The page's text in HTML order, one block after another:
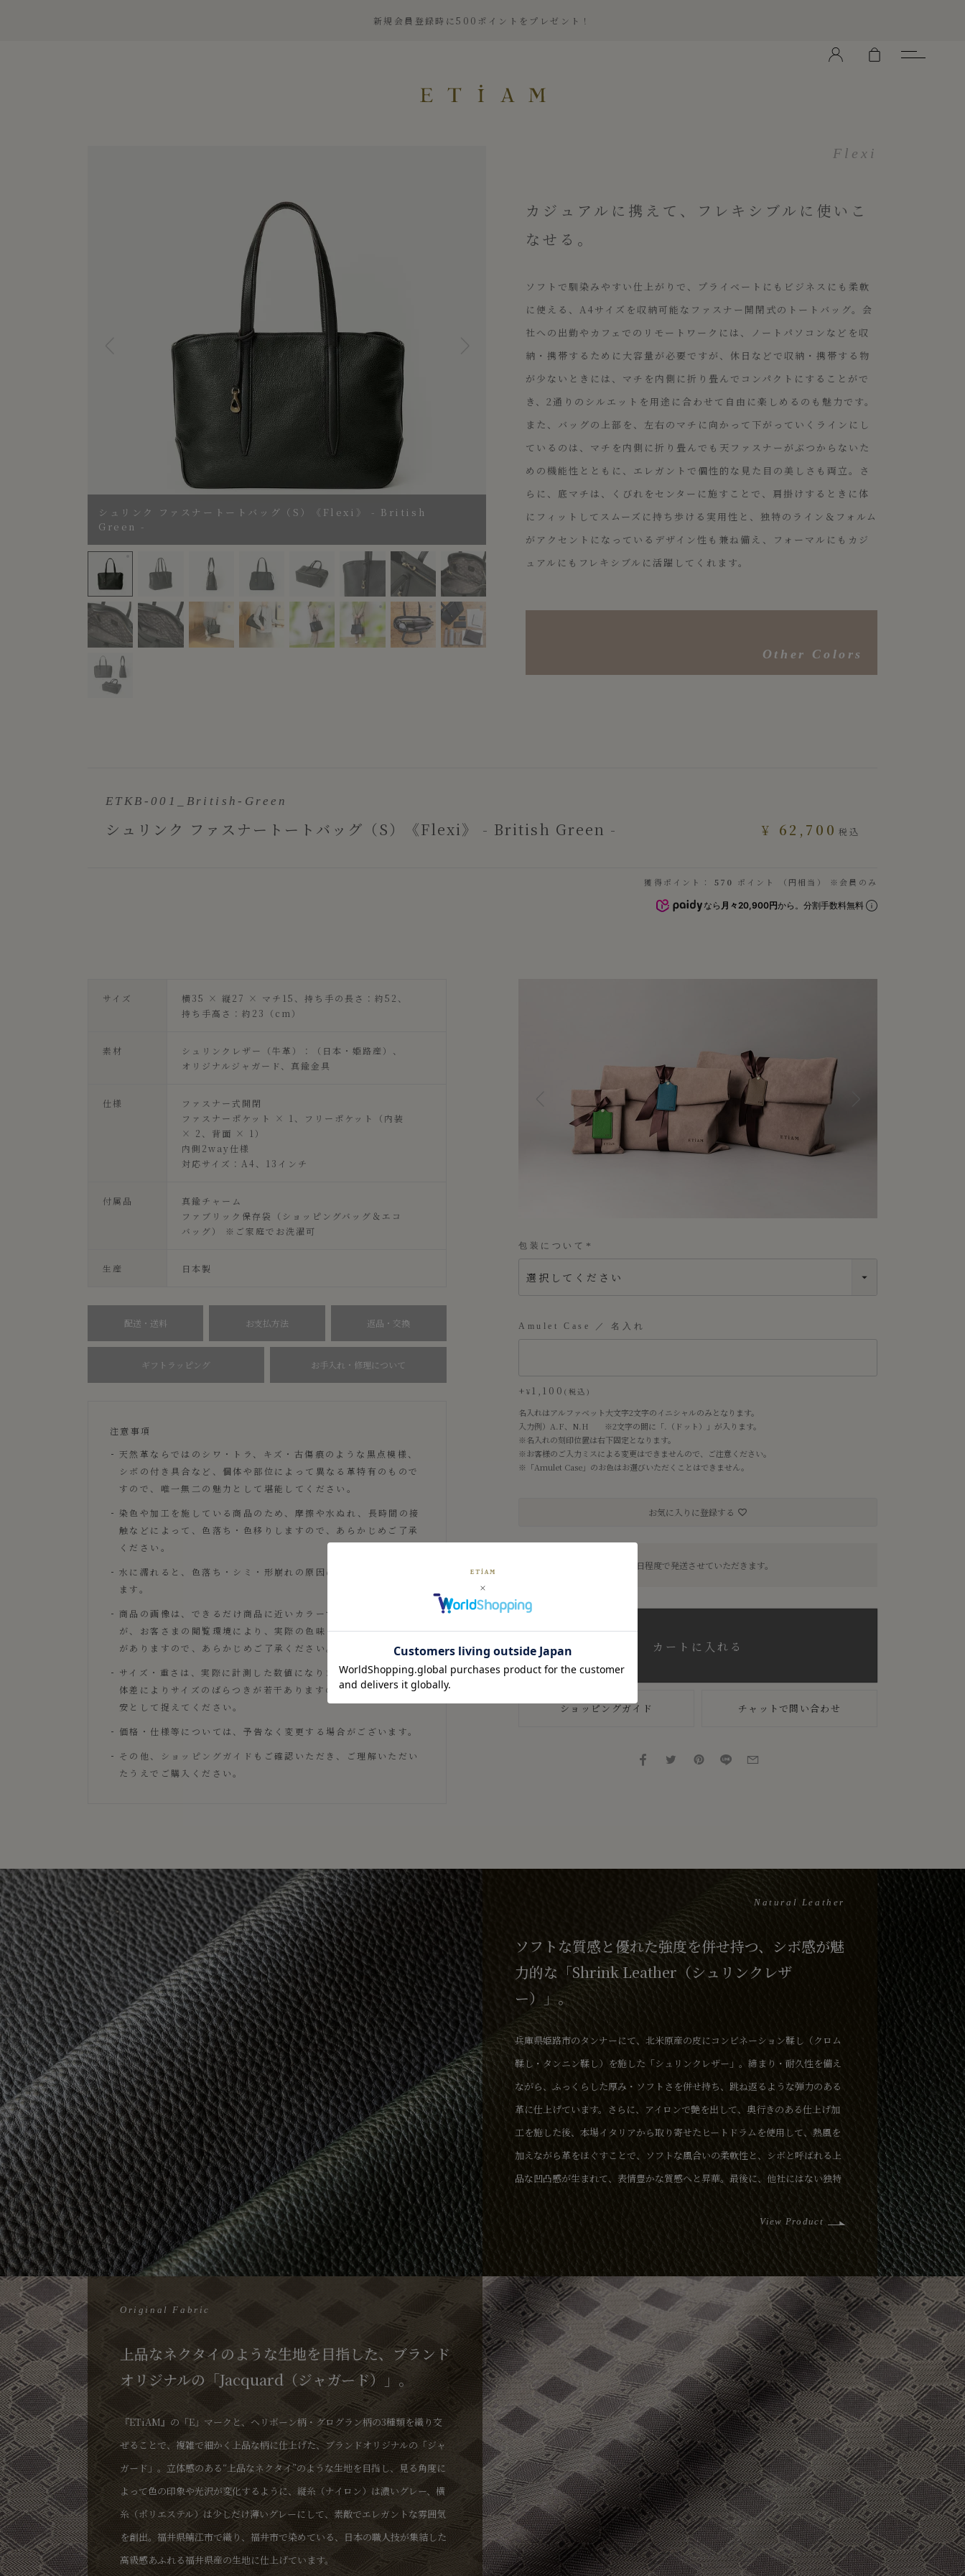
新規会員登録時に500ポイントをプレゼント！
シュリンク ファスナートートバッグ（S）《Flexi》 - British
Green -
シュリンク ファスナートートバッグ（S）《Flexi》 - British Green -
Color：Black Color：British Green
Color：Black Color：Black収納量の参考イメージとなります。 ※Color：British Green
収納量の参考イメージとなります。 ※Color：British Green
Flexi
カジュアルに携えて、フレキシブルに使いこ
なせる。
ソフトで馴染みやすい仕上がりで、プライベートにもビジネスにも柔軟
に使える、A4サイズを収納可能なファスナー開閉式のトートバッグ。会
社への出勤やカフェでのリモートワークには、ノートパソコンなどを収
納・携帯するために大容量が必要ですが、休日などで収納・携帯する物
が少ないときには、マチを内側に折り畳んでコンパクトにすることがで
き、2通りのシルエットを用途に合わせて自由に楽しめるのも魅力です。
また、バッグの上部を、左右のマチに向かって下がっていくラインにし
ているのは、マチを内側に折り畳んでも天ファスナーがぶつからないた
めの機能性とともに、エレガントで個性的な見た目の美しさも両立。さ
らに、底マチは、くびれをセンターに施すことで、肩掛けするときに体
にフィットしてスムーズに持ち歩ける実用性と、独特のライン＆フォルム
がアクセントになっているデザイン性も兼ね備え、フォーマルにもカジ
ュアルにもフレキシブルに活躍してくれます。
Other Colors
ETKB-001_British-Green
シュリンク ファスナートートバッグ（S）《Flexi》 - British Green - ¥ 62,700 税込
獲得ポイント： 570 ポイント （円相当） ※会員のみ
なら 月々20,900円から。分割手数料無料
サイズ
横35 × 縦27 × マチ15、持ち手の長さ：約52、
持ち手高さ：約23（cm）
素材
シュリンクレザー（牛革）：（日本・姫路産）、
オリジナルジャガード、真鍮金具
仕様
ファスナー式開閉
ファスナーポケット × 1、フリーポケット（内装
× 2、背面 × 1）
内側2way仕様
対応サイズ：A4、13インチ
付属品
真鍮チャーム
ファブリック保存袋（ショッピングバッグ＆エコ
バッグ） ※ご家庭でお洗濯可
生産 日本製
配送・送料 お支払方法 返品・交換
ギフトラッピング お手入れ・修理について
注意事項
天然革ならではのシワ・トラ、キズ・古傷痕のような黒点模様、
シボの付き具合など、個体や部位によって異なる革特有のもので
すので、唯一無二の魅力として堪能してください。
染色や加工を施している商品のため、摩擦や水ぬれ、長時間の接
触などによって、色落ち・色移りしますので、あらかじめご了承
ください。
水に濡れると、色落ち・シミ・形崩れの原因になることがござい
ます。
商品の画像は、できるだけ商品に近いカラーで掲載をしています
が、お客さまの閲覧環境により、実際の色味とは多少異なる場合
がありますので、あらかじめご了承ください。
サイズ・重さは、実際に計測した数値になりますが、素材等の個
体差によりサイズのばらつきが若干ありますので、あくまでも目
安として捉えてください。
価格・仕様等については、予告なく変更する場合がございます。
その他、
ショッピングガイド もご確認いただき、ご理解いただい
たうえでご購入ください。
包装について
(
須
Amulet Case ／ 名入れ
+ ¥ 1,100 税込
名入れはアルファベット大文字2文字のイニシャルのみとなります。
入力例）A.F、N.H ※2文字の間に「.（ドット）」が入ります。
※名入れの刻印位置は右下固定となります。
※お客様のご入力ミスによる変更はできませんので、ご注意ください。
※「Amulet Case」のお色はお選びいただくことはできません。
納期について：3〜7営業日程度で発送させていただきます。
お気に入りに登録する
カートに入れる
ショッピングガイド チャットで問い合わせ
Natural Leather
ソフトな質感と優れた強度を併せ持つ、シボ感が魅
力的な「Shrink Leather（シュリンクレザ
ー）」。
兵庫県姫路市のタンナーにて、北米原産の皮にコンビネーション鞣し（クロム
鞣し・タンニン鞣し）を施した「シュリンクレザー」。締まり・耐久性を備え
ながら、ふっくらした厚み・ソフトさを併せ持ち、跳ね返るような弾力のある
革に仕上げています。さらに、アイロンで艶を出して、奥行きのある仕上げ加
工を施した後、本場イタリアから取り寄せたヒートドラムを使用して、熱風を
加えながら革をほぐすことで、ソフトな風合いの柔軟性と、シボと呼ばれる上
品な凹凸感が生まれて、表情豊かな質感へと昇華。最後に、他社にはない独特
な色味の調整にこだわり、アニリンという水溶性の合成染料で染めて、透明感
のある顔料を表面に薄く吹き付けることで、高級感のある美しさとキズ・水へ
の強度を兼ね備えながら、使い込むほどに艶が増して風合い良く経年変化して
いく革が誕生します。
View Product
Original Fabric
上品なネクタイのような生地を目指した、ブランド
オリジナルの「Jacquard（ジャガード）」。
『ETiAM』の「E」マークと、ヘリボーン柄・グログラン柄の3種類を織り交
ぜることで、複雑で細かく上品な柄に仕上げた、ブランドオリジナルの「ジャ
ガード」。立体感のある“上品なネクタイ”のような生地を目指し、見る角度に
よって色の印象や光沢が変化するように、縦糸（ナイロン）は濃いグレー、横
糸（ポリエステル）は少しだけ薄いグレーにして、素敵でエレガントな雰囲気
を創出。福井県鯖江市で織り、福井市で染めている、日本の職人技が集結した
高級感あふれる福井県産の生地に仕上げています。